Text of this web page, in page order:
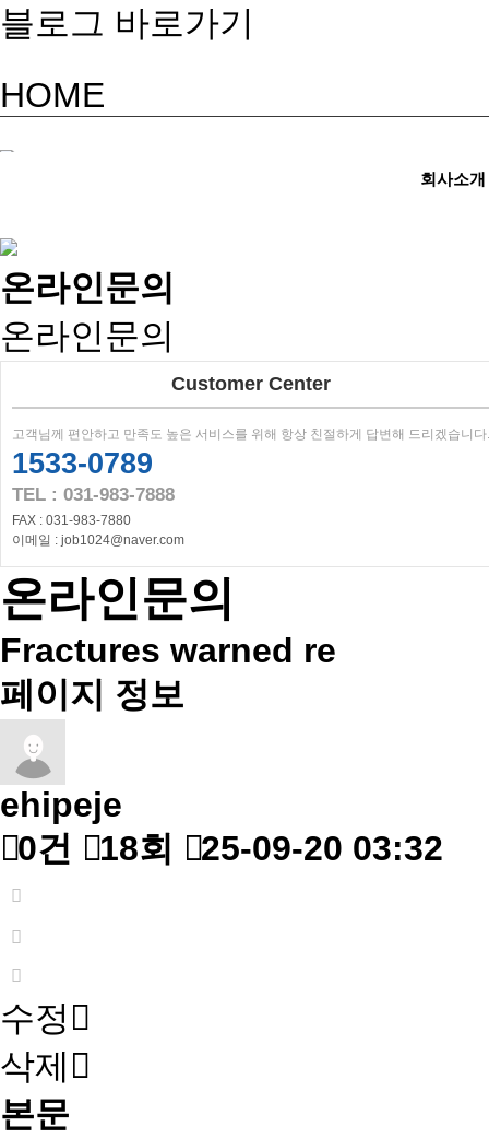
블로그 바로가기
HOME
회사소개
온라인문의
온라인문의
Customer Center
고객님께 편안하고 만족도 높은 서비스를 위해 항상 친절하게 답변해 드리겠습니다.
1533-0789
TEL : 031-983-7888
FAX : 031-983-7880
이메일 : job1024@naver.com
온라인문의
Fractures warned re
페이지 정보
ehipeje
0건 18회 25-09-20 03:32
수정
삭제
본문